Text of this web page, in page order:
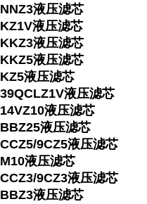
NNZ3液压滤芯
KZ1V液压滤芯
KKZ3液压滤芯
KKZ5液压滤芯
KZ5液压滤芯
39QCLZ1V液压滤芯
14VZ10液压滤芯
BBZ25液压滤芯
CCZ5/9CZ5液压滤芯
M10液压滤芯
CCZ3/9CZ3液压滤芯
BBZ3液压滤芯